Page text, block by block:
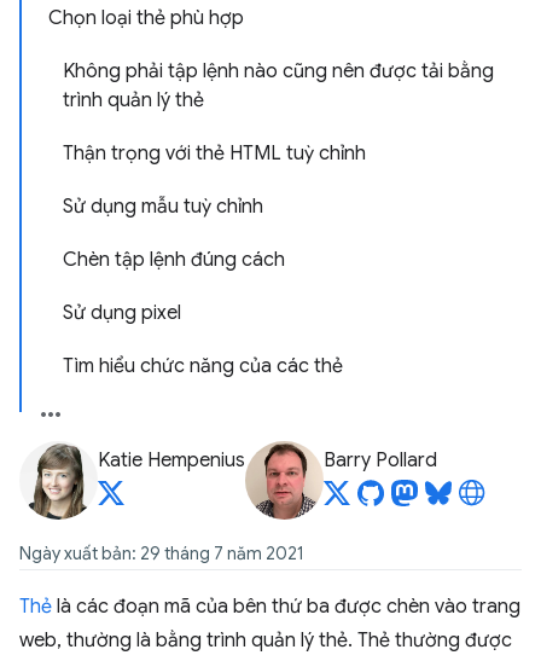
Chọn loại thẻ phù hợp
Không phải tập lệnh nào cũng nên được tải bằng
trình quản lý thẻ
Thận trọng với thẻ HTML tuỳ chỉnh
Sử dụng mẫu tuỳ chỉnh
Chèn tập lệnh đúng cách
Sử dụng pixel
Tìm hiểu chức năng của các thẻ
Katie Hempenius Barry Pollard
Ngày xuất bản: 29 tháng 7 năm 2021
Thẻ là các đoạn mã của bên thứ ba được chèn vào trang
web, thường là bằng trình quản lý thẻ. Thẻ thường được